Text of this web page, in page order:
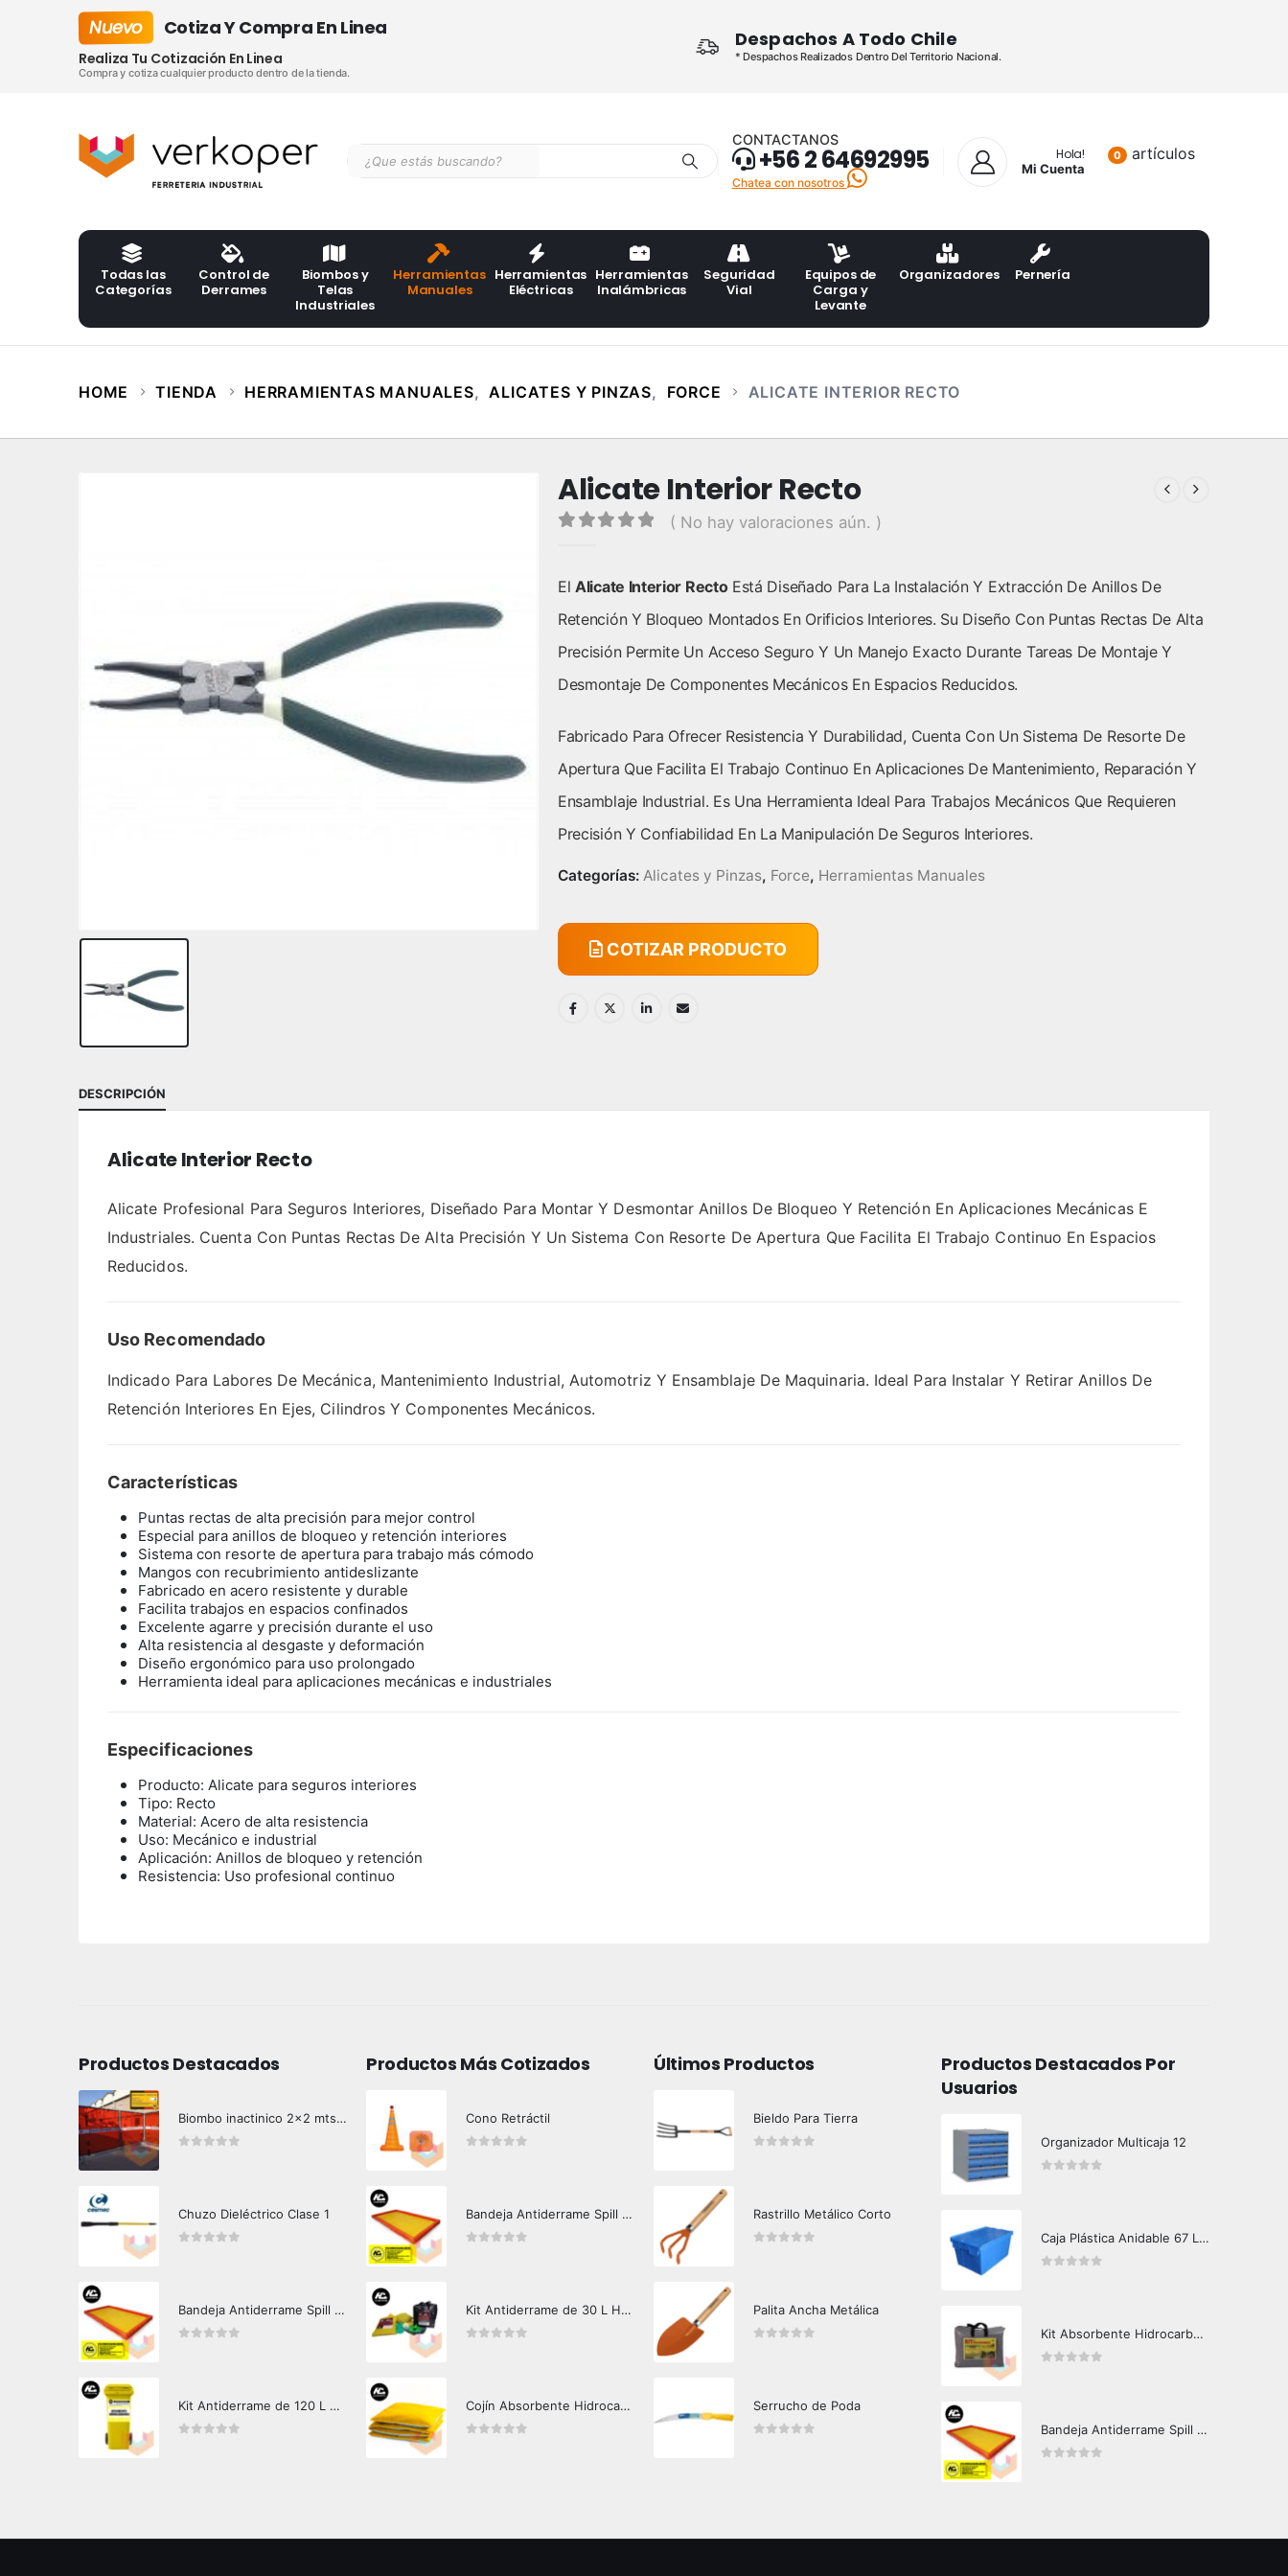
Despachos A Todo Chile
* Despachos Realizados Dentro Del Territorio Nacional.
Nuevo Cotiza Y Compra En Linea
Realiza Tu Cotización En Linea
Compra y cotiza cualquier producto dentro de la tienda.
CONTACTANOS
+56 2 64692995
Chatea con nosotros
Hola!
Mi Cuenta
0 artículos
Todas las
Categorías
Control de
Derrames
Biombos y
Telas
Industriales
Herramientas
Manuales
Herramientas
Eléctricas
Herramientas
Inalámbricas
Seguridad
Vial
Equipos de
Carga y
Levante
Organizadores Pernería
HOME TIENDA HERRAMIENTAS MANUALES, ALICATES Y PINZAS, FORCE ALICATE INTERIOR RECTO
Alicate Interior Recto
( No hay valoraciones aún. )
ElAlicate Interior RectoEstá Diseñado Para La Instalación Y Extracción De Anillos De
Retención Y Bloqueo Montados En Orificios Interiores. Su Diseño Con Puntas Rectas De Alta
Precisión Permite Un Acceso Seguro Y Un Manejo Exacto Durante Tareas De Montaje Y
Desmontaje De Componentes Mecánicos En Espacios Reducidos.
Fabricado Para Ofrecer Resistencia Y Durabilidad, Cuenta Con Un Sistema De Resorte De
Apertura Que Facilita El Trabajo Continuo En Aplicaciones De Mantenimiento, Reparación Y
Ensamblaje Industrial. Es Una Herramienta Ideal Para Trabajos Mecánicos Que Requieren
Precisión Y Confiabilidad En La Manipulación De Seguros Interiores.
Categorías: Alicates y Pinzas, Force, Herramientas Manuales
COTIZAR PRODUCTO
DESCRIPCIÓN
Alicate Interior Recto
Alicate Profesional Para Seguros Interiores, Diseñado Para Montar Y Desmontar Anillos De Bloqueo Y Retención En Aplicaciones Mecánicas E
Industriales. Cuenta Con Puntas Rectas De Alta Precisión Y Un Sistema Con Resorte De Apertura Que Facilita El Trabajo Continuo En Espacios
Reducidos.
Uso Recomendado
Indicado Para Labores De Mecánica, Mantenimiento Industrial, Automotriz Y Ensamblaje De Maquinaria. Ideal Para Instalar Y Retirar Anillos De
Retención Interiores En Ejes, Cilindros Y Componentes Mecánicos.
Características
Puntas rectas de alta precisión para mejor control
Especial para anillos de bloqueo y retención interiores
Sistema con resorte de apertura para trabajo más cómodo
Mangos con recubrimiento antideslizante
Fabricado en acero resistente y durable
Facilita trabajos en espacios confinados
Excelente agarre y precisión durante el uso
Alta resistencia al desgaste y deformación
Diseño ergonómico para uso prolongado
Herramienta ideal para aplicaciones mecánicas e industriales
Especificaciones
Producto: Alicate para seguros interiores
Tipo: Recto
Material: Acero de alta resistencia
Uso: Mecánico e industrial
Aplicación: Anillos de bloqueo y retención
Resistencia: Uso profesional continuo
Productos Destacados
Biombo inactinico 2x2 mts Hazard Control
Chuzo Dieléctrico Clase 1
Bandeja Antiderrame Spill Barrier 346 litros Certificada
Kit Antiderrame de 120 L Hazard Control (Hidrocarburos - Biodegradable)
Productos Más Cotizados
Cono Retráctil
Bandeja Antiderrame Spill Barrier 117 lts Certificada
Kit Antiderrame de 30 L Hazard Control (Hidrocarburos - Biodegradable)
Cojín Absorbente Hidrocarburos Hazard Control
Últimos Productos
Bieldo Para Tierra
Rastrillo Metálico Corto
Palita Ancha Metálica
Serrucho de Poda
Productos Destacados Por
Usuarios
Organizador Multicaja 12
Caja Plástica Anidable 67 Lts MKN-310
Kit Absorbente Hidrocarburos Crunch Oil K3000
Bandeja Antiderrame Spill Barrier 160 litros Certificada